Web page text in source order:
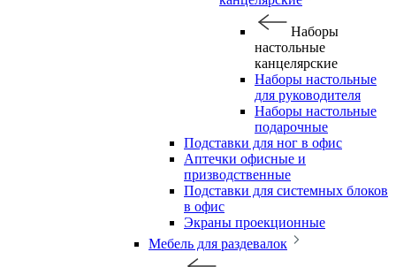
Наборы
настольные
канцелярские
Наборы настольные
для руководителя
Наборы настольные
подарочные
Подставки для ног в офис
Аптечки офисные и
призводственные
Подставки для системных блоков
в офис
Экраны проекционные
Мебель для раздевалок